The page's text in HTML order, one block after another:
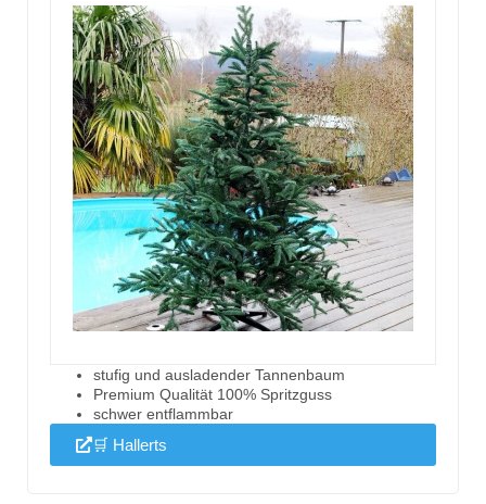
stufig und ausladender Tannenbaum
Premium Qualität 100% Spritzguss
schwer entflammbar
🛒 Hallerts